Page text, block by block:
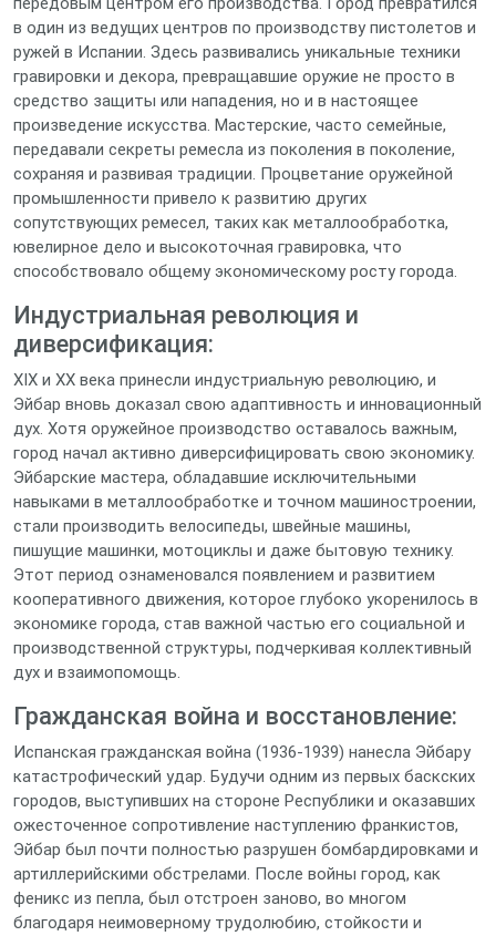
в один из ведущих центров по производству пистолетов и
ружей в Испании. Здесь развивались уникальные техники
гравировки и декора, превращавшие оружие не просто в
средство защиты или нападения, но и в настоящее
произведение искусства. Мастерские, часто семейные,
передавали секреты ремесла из поколения в поколение,
сохраняя и развивая традиции. Процветание оружейной
промышленности привело к развитию других
сопутствующих ремесел, таких как металлообработка,
ювелирное дело и высокоточная гравировка, что
способствовало общему экономическому росту города.
Индустриальная революция и
диверсификация:
XIX и XX века принесли индустриальную революцию, и
Эйбар вновь доказал свою адаптивность и инновационный
дух. Хотя оружейное производство оставалось важным,
город начал активно диверсифицировать свою экономику.
Эйбарские мастера, обладавшие исключительными
навыками в металлообработке и точном машиностроении,
стали производить велосипеды, швейные машины,
пишущие машинки, мотоциклы и даже бытовую технику.
Этот период ознаменовался появлением и развитием
кооперативного движения, которое глубоко укоренилось в
экономике города, став важной частью его социальной и
производственной структуры, подчеркивая коллективный
дух и взаимопомощь.
Гражданская война и восстановление:
Испанская гражданская война (1936-1939) нанесла Эйбару
катастрофический удар. Будучи одним из первых баскских
городов, выступивших на стороне Республики и оказавших
ожесточенное сопротивление наступлению франкистов,
Эйбар был почти полностью разрушен бомбардировками и
артиллерийскими обстрелами. После войны город, как
феникс из пепла, был отстроен заново, во многом
благодаря неимоверному трудолюбию, стойкости и